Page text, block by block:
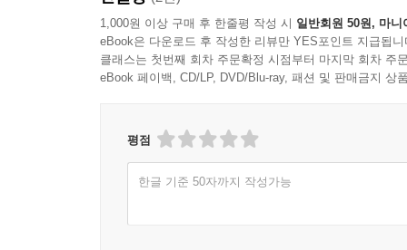
1,000원 이상 구매 후 한줄평 작성 시 일반회원 50원, 마니
eBook은 다운로드 후 작성한 리뷰만 YES포인트 지급됩니
클래스는 첫번째 회차 주문확정 시점부터 마지막 회차 주
eBook 페이백, CD/LP, DVD/Blu-ray, 패션 및 판매금지 상
평점
한글 기준 50자까지 작성가능